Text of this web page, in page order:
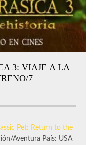
3: VIAJE A LA
7
Pet: Return to the
Aventura País: USA